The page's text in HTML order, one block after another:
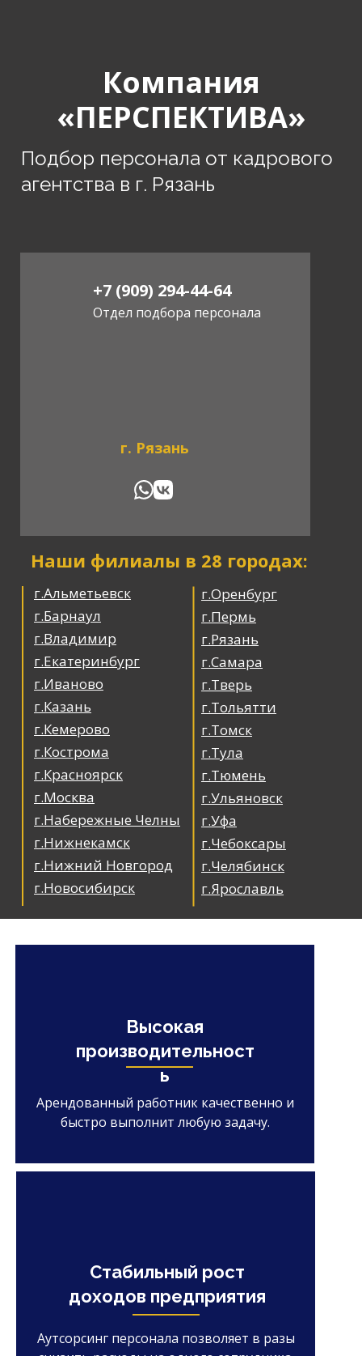
г.Оренбург
г.Пермь
г.Рязань
г.Самара
г.Тверь
г.Тольятти
г.Томск
г.Тула
г.Тюмень
г.Ульяновск
г.Уфа
г.Чебоксары
г.Челябинск
г.Ярославль
г.Альметьевск
г.Барнаул
г.Владимир
г.Екатеринбург
г.Иваново
г.Казань
г.Кемерово
г.Кострома
г.Красноярск
г.Москва
г.Набережные Челны
г.Нижнекамск
г.Нижний Новгород
г.Новосибирск
Наши филиалы в 28 городах:
Отдел подбора персонала
+7 (909) 294-44-64
г. Рязань
Высокая
производительност
ь
Арендованный работник качественно и
быстро выполнит любую задачу.
Стабильный рост
доходов предприятия
Аутсорсинг персонала позволяет в разы
Подбор персонала от кадрового
агентства в г. Рязань
Компания
«ПЕРСПЕКТИВА»